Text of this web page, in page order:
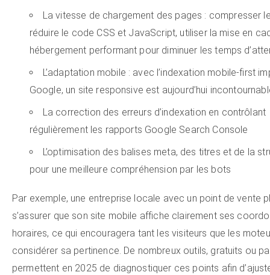
La vitesse de chargement des pages : compresser
réduire le code CSS et JavaScript, utiliser la mise en
hébergement performant pour diminuer les temps
L’adaptation mobile : avec l’indexation mobile-first
Google, un site responsive est aujourd’hui
La correction des erreurs d’indexation en contrôlant
régulièrement les rapports Google Search Console
L’optimisation des balises meta, des titres et de la
pour une meilleure compréhension par les bots
Par exemple, une entreprise locale avec un point de vente
s’assurer que son site mobile affiche clairement ses
horaires, ce qui encouragera tant les visiteurs que les
considérer sa pertinence. De nombreux outils, gratuits ou
permettent en 2025 de diagnostiquer ces points afin